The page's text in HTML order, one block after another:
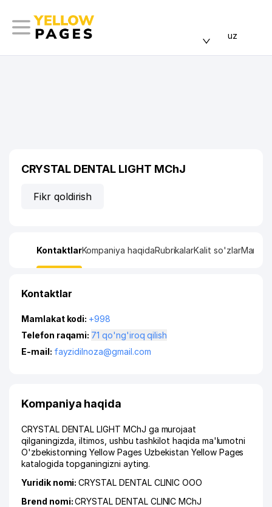
uz
CRYSTAL DENTAL LIGHT MChJ
Fikr qoldirish
KontaktlarKompaniya haqidaRubrikalarKalit so'zlarManzil
Kontaktlar
Mamlakat kodi: +998
Telefon raqami:
71 qo'ng'iroq qilish
E-mail: fayzidilnoza@gmail.com
Kompaniya haqida
CRYSTAL DENTAL LIGHT MChJ ga murojaat
qilganingizda, iltimos, ushbu tashkilot haqida ma'lumotni
O'zbekistonning Yellow Pages Uzbekistan Yellow Pages
katalogida topganingizni ayting.
Yuridik nomi:CRYSTAL DENTAL CLINIC ООО
Brend nomi:CRYSTAL DENTAL CLINIC MChJ